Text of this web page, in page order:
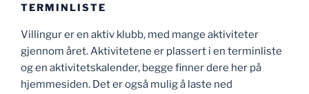
TERMINLISTE
Villingur er en aktiv klubb, med mange aktiviteter
gjennom året. Aktivitetene er plassert i en terminliste
og en aktivitetskalender, begge finner dere her på
hjemmesiden. Det er også mulig å laste ned